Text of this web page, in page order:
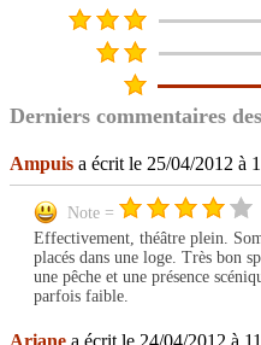
Derniers commentaires
Ampuis a écrit le 25/04/2012 à
Note =
Effectivement, théâtre plein.
placés dans une loge. Très bon
une pêche et une présence
parfois faible.